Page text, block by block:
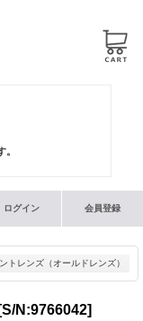
ログイン 会員登録
トレンズ（オールドレンズ）
[S/N:9766042]